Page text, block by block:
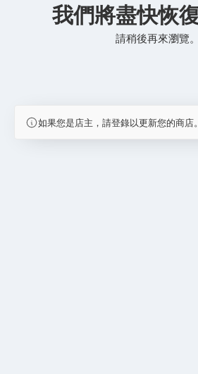
我們將盡快恢復
請稍後再來瀏覽。
如果您是店主，請登錄以更新您的商店。